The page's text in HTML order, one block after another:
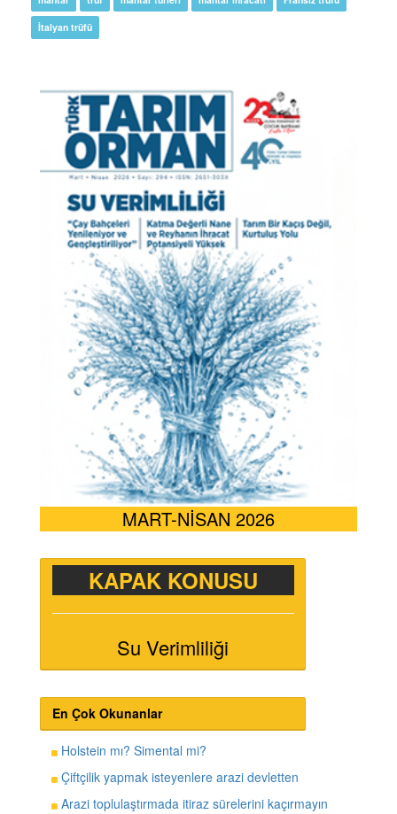
İtalyan trüfü
MART-NİSAN 2026
KAPAK KONUSU
Su Verimliliği
En Çok Okunanlar
Holstein mı? Simental mi?
Çiftçilik yapmak isteyenlere arazi devletten
Arazi toplulaştırmada itiraz sürelerini kaçırmayın